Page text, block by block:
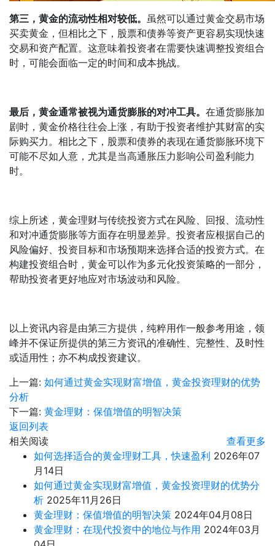
第三，黄金的流动性相对较低。 虽然可以通过黄金交易市场
买卖黄金，但相比之下，股票和债券等资产更容易实现快速
交易和资产配置。这意味着投资者在需要快速调整投资组合
时，可能会面临一定的时间和成本挑战。
最后，黄金通常被视为通货膨胀的对冲工具。 在通货膨胀加
剧时，黄金价格往往会上涨，有助于投资者维护其财富的实
际购买力。相比之下，股票和债券的表现在通货膨胀环境下
可能不尽如人意，尤其是当高通胀压力影响公司盈利能力
时。
综上所述，黄金理财与传统投资方式在风险、回报、流动性
和对冲通货膨胀等方面存在明显差异。投资者应根据自己的
风险偏好、投资目标和市场预期来选择合适的投资方式。在
构建投资组合时，黄金可以作为多元化投资策略的一部分，
帮助投资者更好地应对市场波动和风险。
以上资讯内容是由第三方提供，纯粹用作一般参考用途，领
峰并不保证所提供的第三方资讯的准确性、完整性、及时性
或适用性；亦不构成投资建议。
上一篇: 如何通过黄金实现财富增值，黄金投资理财的优势
分析
下一篇: 黄金理财：保值增值的明智决策
返回列表
相关阅读
查看更多
如何选择适合的黄金理财工具，快速盈利 2026年07
月14日
如何通过黄金实现财富增值，黄金投资理财的优势分
析 2025年11月26日
黄金理财：保值增值的明智决策 2024年04月08日
黄金理财：在现代投资中的地位与作用 2024年03月